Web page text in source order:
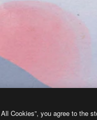
Cookies”, you agree to the